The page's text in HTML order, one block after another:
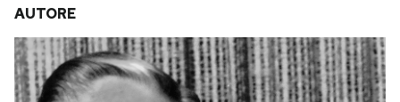
AUTORE